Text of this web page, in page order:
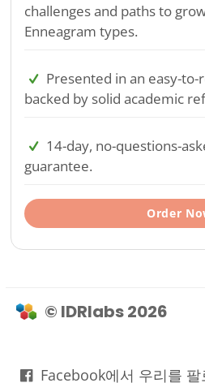
challenges and paths to
Enneagram types.
Presented in an easy-to-
backed by solid academic
14-day, no-questions-
guarantee.
Order
© IDRlabs 2026
Facebook에서 우리를 팔